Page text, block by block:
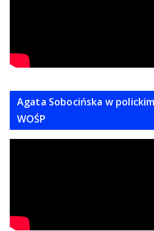
Agata Sobocińska w
WOŚP